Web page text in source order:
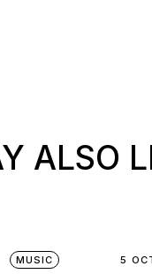
ALSO
MUSIC 5